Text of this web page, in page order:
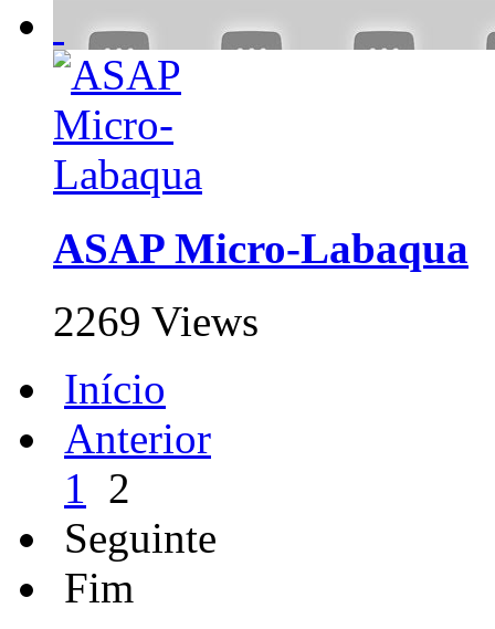
ASAP Micro-Labaqua
2269 Views
Início
Anterior
1 2
Seguinte
Fim